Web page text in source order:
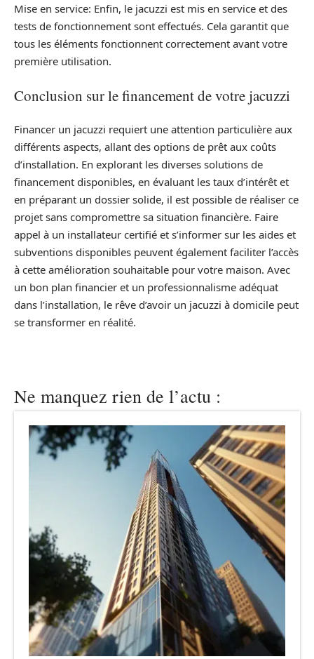
Mise en service: Enfin, le jacuzzi est mis en service et des
tests de fonctionnement sont effectués. Cela garantit que
tous les éléments fonctionnent correctement avant votre
première utilisation.
Conclusion sur le financement de votre jacuzzi
Financer un jacuzzi requiert une attention particulière aux
différents aspects, allant des options de prêt aux coûts
d’installation. En explorant les diverses solutions de
financement disponibles, en évaluant les taux d’intérêt et
en préparant un dossier solide, il est possible de réaliser ce
projet sans compromettre sa situation financière. Faire
appel à un installateur certifié et s’informer sur les aides et
subventions disponibles peuvent également faciliter l’accès
à cette amélioration souhaitable pour votre maison. Avec
un bon plan financier et un professionnalisme adéquat
dans l’installation, le rêve d’avoir un jacuzzi à domicile peut
se transformer en réalité.
Ne manquez rien de l’actu :